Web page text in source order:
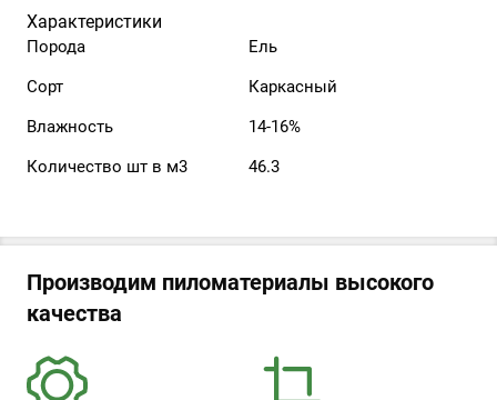
Характеристики
Порода
Ель
Сорт
Каркасный
Влажность
14-16%
Количество шт в м3
46.3
Производим пиломатериалы высокого
качества